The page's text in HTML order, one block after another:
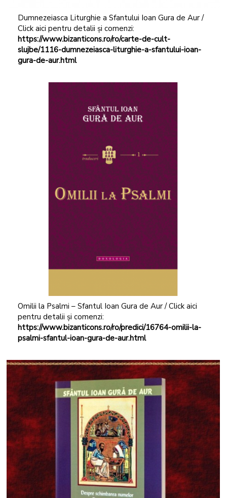
Dumnezeiasca Liturghie a Sfantului Ioan Gura de Aur /
Click aici pentru detalii și comenzi:
https://www.bizanticons.ro/ro/carte-de-cult-
slujbe/1116-dumnezeiasca-liturghie-a-sfantului-ioan-
gura-de-aur.html
Omilii la Psalmi – Sfantul Ioan Gura de Aur / Click aici
pentru detalii și comenzi:
https://www.bizanticons.ro/ro/predici/16764-omilii-la-
psalmi-sfantul-ioan-gura-de-aur.html